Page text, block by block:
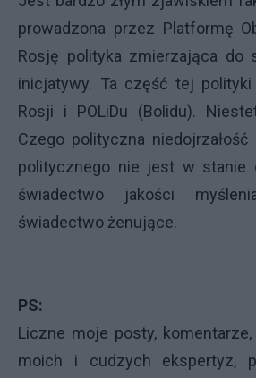
prowadzona przez Platformę
Rosję polityka zmierzająca do
inicjatywy. Ta część tej
Rosji i POLiDu (Bolidu).
Czego polityczna niedojrzałość
politycznego nie jest w stanie
świadectwo jakości
świadectwo żenujące.
PS:
Liczne moje posty,
moich i cudzych ekspertyz,